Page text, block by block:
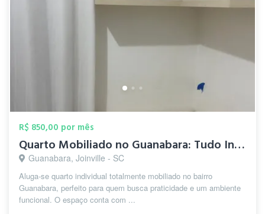
R$ 850,00 por mês
Quarto Mobiliado no Guanabara: Tudo Incl...
Guanabara, Joinville - SC
Aluga-se quarto individual totalmente mobiliado no bairro
Guanabara, perfeito para quem busca praticidade e um ambiente
funcional. O espaço conta com ...